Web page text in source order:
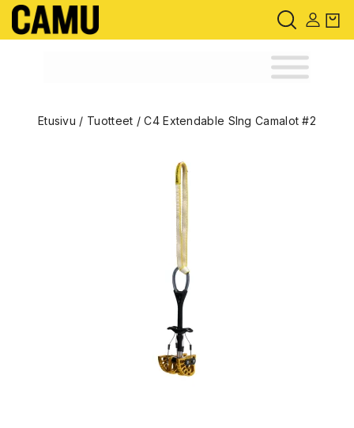
Etusivu / Tuotteet /C4 Extendable Slng Camalot #2